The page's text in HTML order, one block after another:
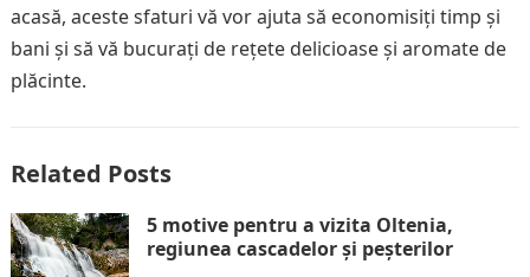
acasă, aceste sfaturi vă vor ajuta să economisiți timp și
bani și să vă bucurați de rețete delicioase și aromate de
plăcinte.
Related Posts
5 motive pentru a vizita Oltenia,
regiunea cascadelor și peșterilor